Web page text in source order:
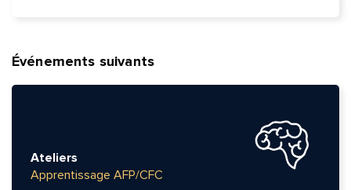
Événements suivants
Ateliers
Apprentissage AFP/CFC